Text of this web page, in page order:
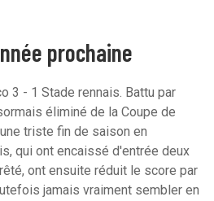
prochaine
3 - 1 Stade rennais. Battu par
éliminé de la Coupe de
triste fin de saison en
qui ont encaissé d'entrée deux
ont ensuite réduit le score par
jamais vraiment sembler en